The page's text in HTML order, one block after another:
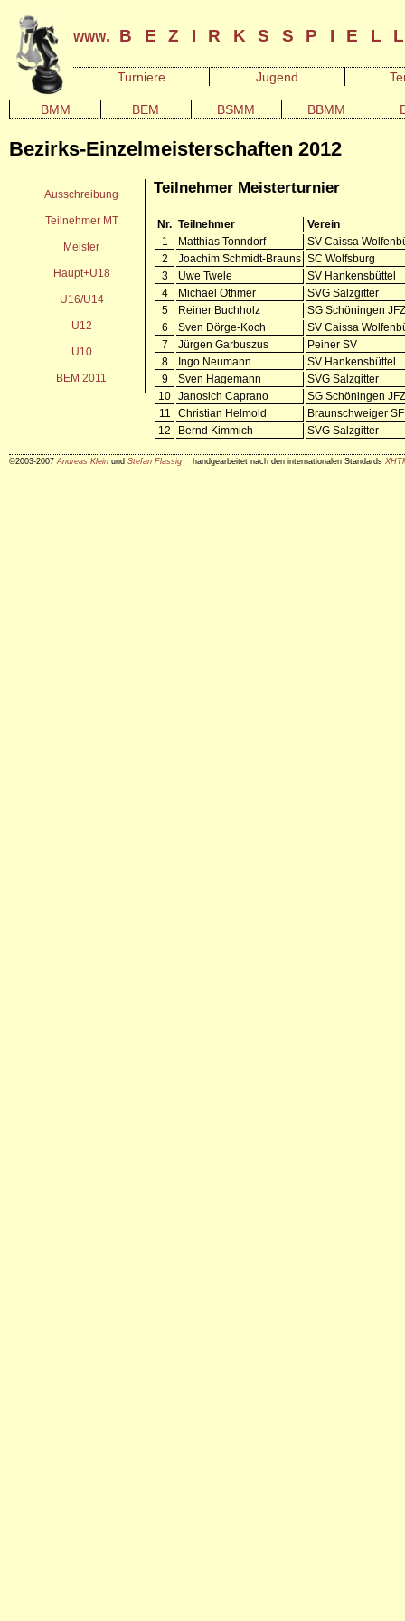
www.
Turniere Jugend
BMM BEM BSMM BBMM
Bezirks-Einzelmeisterschaften 2012
Ausschreibung
Teilnehmer MT
Meister
Haupt+U18
U16/U14
U12
U10
BEM 2011
Teilnehmer Meisterturnier
Nr. Teilnehmer
Verein
1
Matthias Tonndorf
SV Caissa
2
Joachim Schmidt-Brauns SC Wolfsburg
3
Uwe Twele
SV Hankensbüttel
4
Michael Othmer
SVG Salzgitter
5
Reiner Buchholz
SG Schöningen JFZ
6
Sven Dörge-Koch
SV Caissa
7
Jürgen Garbuszus
Peiner SV
8
Ingo Neumann
SV Hankensbüttel
9
Sven Hagemann
SVG Salzgitter
10
Janosich Caprano
SG Schöningen JFZ
11
Christian Helmold
Braunschweiger SF
12
Bernd Kimmich SVG Salzgitter
©2003-2007Andreas Klein und Stefan Flassig handgearbeitet nach den internationalen Standards